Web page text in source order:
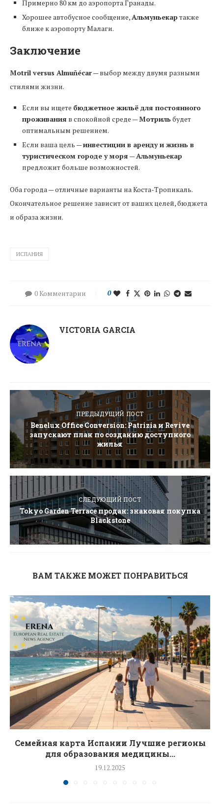
Примерно 80 км до аэропорта Гранады.
Хорошее автобусное сообщение,Альмуньекар также
ближе к аэропорту Малаги.
Заключение
Motril versus Almuñécar— выбор между двумя разными
стилями жизни.
Если вы ищете бюджетное жильё для постоянного
проживания в спокойной среде —Мотрильбудет
оптимальным решением.
Если ваша цель —инвестиции в аренду и жизнь в
туристическом городе у моря —Альмуньекар
предложит больше возможностей.
Оба города — отличные варианты на Коста-Тропикаль.
Окончательное решение зависит от ваших целей, бюджета
и образа жизни.
ИСПАНИЯ
0 Комментарии 0
VICTORIA GARCIA
ПРЕДЫДУЩИЙ ПОСТ
Benelux Office Conversion: Patrizia и Revive
запускают план по созданию доступного
жилья
СЛЕДУЮЩИЙ ПОСТ
Tokyo Garden Terrace продан: знаковая покупка
Blackstone
ВАМ ТАКЖЕ МОЖЕТ ПОНРАВИТЬСЯ
Семейная карта Испании Лучшие регионы
для образования медицины...
19.12.2025